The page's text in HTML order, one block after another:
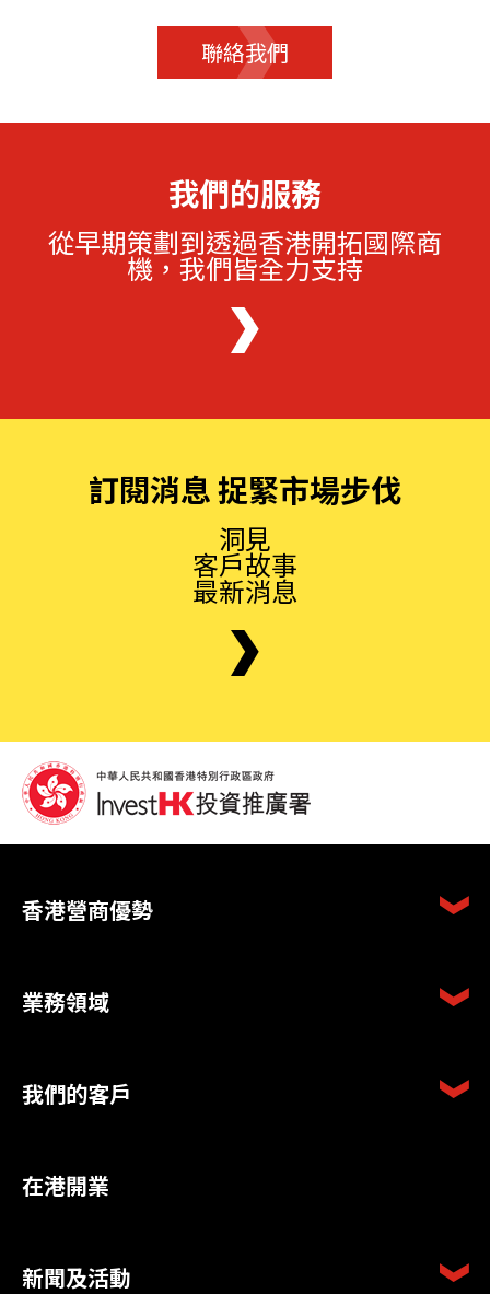
聯絡我們
我們的服務
從早期策劃到透過香港開拓國際商
機，我們皆全力支持
訂閱消息 捉緊市場步伐
洞見
客戶故事
最新消息
香港營商優勢
業務領域
我們的客戶
在港開業
新聞及活動